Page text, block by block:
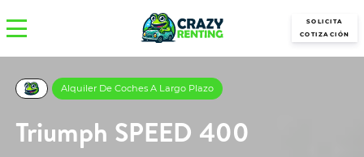
SOLICITA
COTIZACIÓN
Alquiler De Coches A Largo Plazo
Triumph SPEED 400